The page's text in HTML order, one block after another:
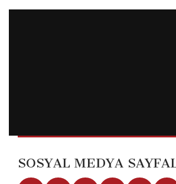
SOSYAL MEDYA